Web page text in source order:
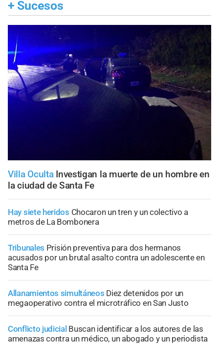
+ Sucesos
Villa Oculta Investigan la muerte de un hombre en
la ciudad de Santa Fe
Hay siete heridos Chocaron un tren y un colectivo a
metros de La Bombonera
Tribunales Prisión preventiva para dos hermanos
acusados por un brutal asalto contra un adolescente en
Santa Fe
Allanamientos simultáneos Diez detenidos por un
megaoperativo contra el microtráfico en San Justo
Conflicto judicial Buscan identificar a los autores de las
amenazas contra un médico, un abogado y un periodista